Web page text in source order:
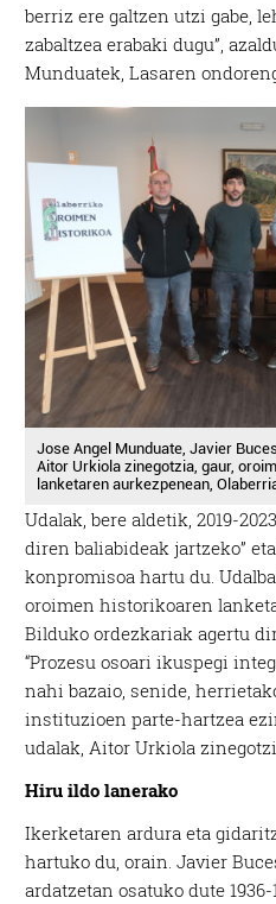
berriz ere galtzen utzi gabe,
zabaltzea erabaki dugu”,
Munduatek, Lasaren
Jose Angel Munduate, Javier
Aitor Urkiola zinegotzia, gaur,
lanketaren aurkezpenean,
Udalak, bere aldetik, 2019-
diren baliabideak jartzeko”
konpromisoa hartu du.
oroimen historikoaren
Bilduko ordezkariak agertu
“Prozesu osoari ikuspegi
nahi bazaio, senide,
instituzioen parte-hartzea
udalak, Aitor Urkiola
Hiru ildo lanerako
Ikerketaren ardura eta
hartuko du, orain. Javier
ardatzetan osatuko dute